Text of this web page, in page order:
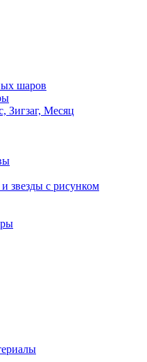
шаров
Зигзаг, Месяц
звезды с рисунком